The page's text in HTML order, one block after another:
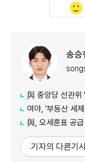
송승
與 중앙당 선관위 "
여야, '부동산 세제 개
與, 오세훈표 공급 정
기자의 다른기